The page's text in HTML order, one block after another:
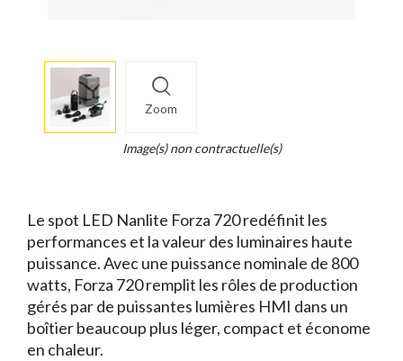
Zoom
info
Legend...
Image(s) non contractuelle(s)
Le spot LED Nanlite Forza 720 redéfinit les
performances et la valeur des luminaires haute
puissance. Avec une puissance nominale de 800
watts, Forza 720 remplit les rôles de production
gérés par de puissantes lumières HMI dans un
boîtier beaucoup plus léger, compact et économe
en chaleur.